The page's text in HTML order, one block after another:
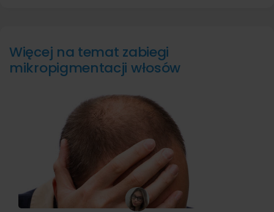
Więcej na temat zabiegi
mikropigmentacji włosów